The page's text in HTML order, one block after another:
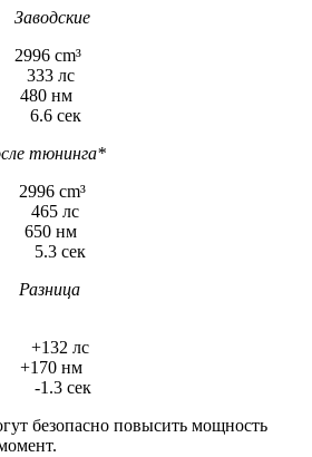
cm³
лс
480 нм
сек
тюнинга*
cm³
лс
650 нм
сек
лс
нм
сек
безопасно повысить мощность